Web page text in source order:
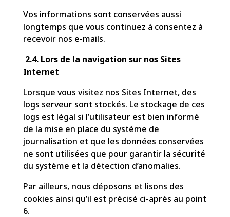
Vos informations sont conservées aussi
longtemps que vous continuez à consentez à
recevoir nos e-mails.
2.4. Lors de la navigation sur nos Sites
Internet
Lorsque vous visitez nos Sites Internet, des
logs serveur sont stockés. Le stockage de ces
logs est légal si l’utilisateur est bien informé
de la mise en place du système de
journalisation et que les données conservées
ne sont utilisées que pour garantir la sécurité
du système et la détection d’anomalies.
Par ailleurs, nous déposons et lisons des
cookies ainsi qu’il est précisé ci-après au point
6.